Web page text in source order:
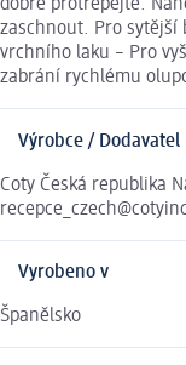
dobře protřepejte.
zaschnout. Pro sytější
vrchního laku – Pro
zabrání rychlému
Výrobce / Dodavatel
Coty Česká republika
Vyrobeno v
Španělsko